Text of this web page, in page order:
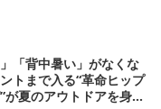
」「背中暑い」がなくな
トまで入る“革命ヒップ
が夏のアウトドアを身軽